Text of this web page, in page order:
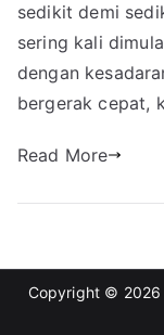
sedikit demi
sering kali
dengan
bergerak cepat,
Read More
Copyright © 2026